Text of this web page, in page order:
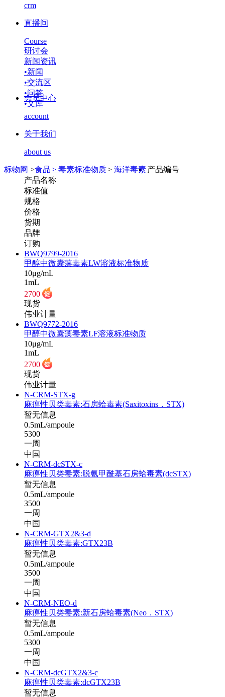
crm
直播间
Course
研讨会
新闻资讯
•新闻
•交流区
•问答
•文库
会员中心
account
关于我们
about us
标物网 >食品> 毒素标准物质> 海洋毒素产品编号
产品名称
标准值
规格
价格
货期
品牌
订购
BWQ9799-2016
甲醇中微囊藻毒素LW溶液标准物质
10μg/mL
1mL
2700
现货
伟业计量
BWQ9772-2016
甲醇中微囊藻毒素LF溶液标准物质
10μg/mL
1mL
2700
现货
伟业计量
N-CRM-STX-g
麻痹性贝类毒素:石房蛤毒素(Saxitoxins．STX)
暂无信息
0.5mL/ampoule
5300
一周
中国
N-CRM-dcSTX-c
麻痹性贝类毒素:脱氨甲酰基石房蛤毒素(dcSTX)
暂无信息
0.5mL/ampoule
3500
一周
中国
N-CRM-GTX2&3-d
麻痹性贝类毒素:GTX23B
暂无信息
0.5mL/ampoule
3500
一周
中国
N-CRM-NEO-d
麻痹性贝类毒素:新石房蛤毒素(Neo．STX)
暂无信息
0.5mL/ampoule
5300
一周
中国
N-CRM-dcGTX2&3-c
麻痹性贝类毒素:dcGTX23B
暂无信息